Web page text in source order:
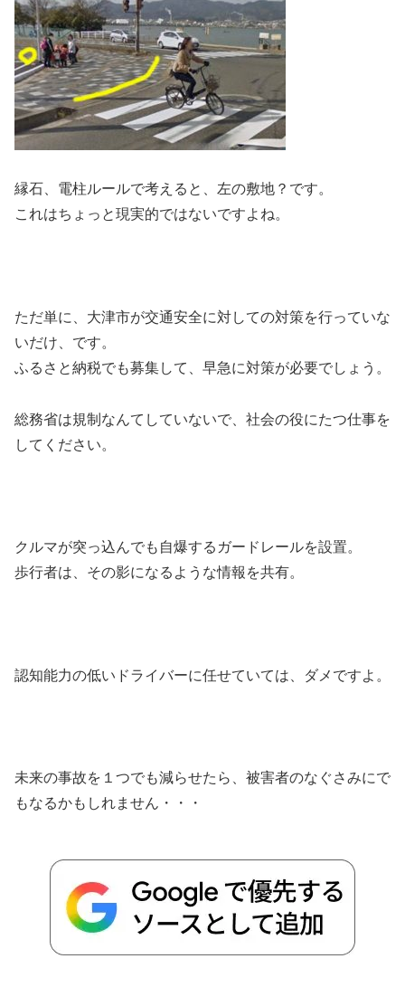
縁石、電柱ルールで考えると、左の敷地？です。
これはちょっと現実的ではないですよね。
ただ単に、大津市が交通安全に対しての対策を行っていな
いだけ、です。
ふるさと納税でも募集して、早急に対策が必要でしょう。
総務省は規制なんてしていないで、社会の役にたつ仕事を
してください。
クルマが突っ込んでも自爆するガードレールを設置。
歩行者は、その影になるような情報を共有。
認知能力の低いドライバーに任せていては、ダメですよ。
未来の事故を１つでも減らせたら、被害者のなぐさみにで
もなるかもしれません・・・